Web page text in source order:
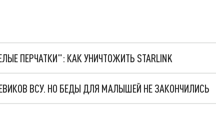
ПЕРЧАТКИ": КАК УНИЧТОЖИТЬ STARLINK
ВСУ. НО БЕДЫ ДЛЯ МАЛЫШЕЙ НЕ ЗАКОНЧИЛИСЬ